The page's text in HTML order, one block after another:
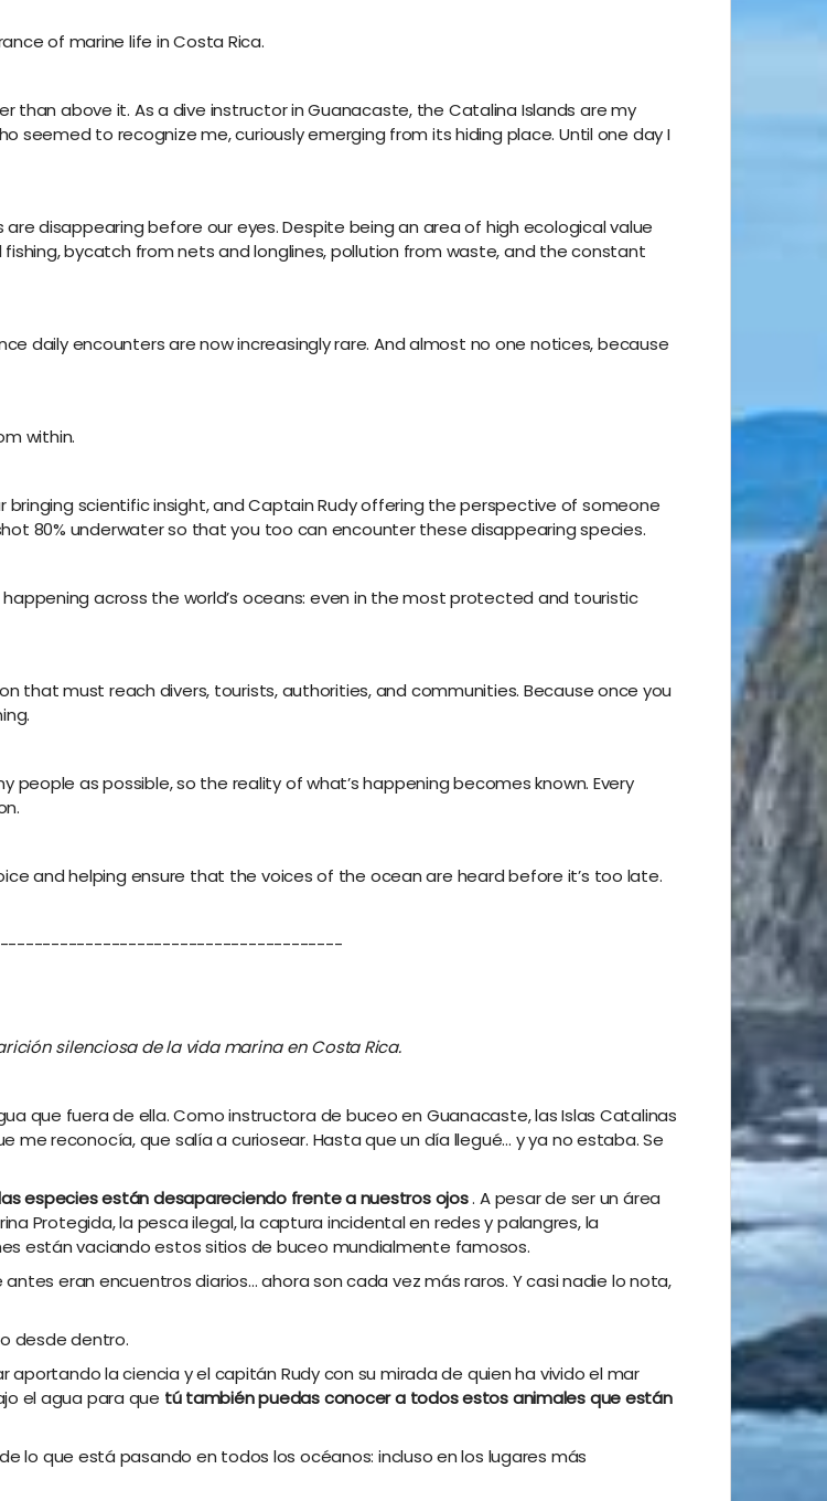
of marine life in Costa Rica.
than above it. As a dive instructor in Guanacaste, the Catalina Islands are my
seemed to recognize me, curiously emerging from its hiding place. Until one day I
disappearing before our eyes. Despite being an area of high ecological value
bycatch from nets and longlines, pollution from waste, and the constant
daily encounters are now increasingly rare. And almost no one notices, because
within.
scientific insight, and Captain Rudy offering the perspective of someone
80% underwater so that you too can encounter these disappearing species.
across the world’s oceans: even in the most protected and touristic
that must reach divers, tourists, authorities, and communities. Because once you
as possible, so the reality of what’s happening becomes known. Every
and helping ensure that the voices of the ocean are heard before it’s too late.
silenciosa de la vida marina en Costa Rica.
que fuera de ella. Como instructora de buceo en Guanacaste, las Islas Catalinas
reconocía, que salía a curiosear. Hasta que un día llegué… y ya no estaba. Se
especies están desapareciendo frente a nuestros ojos. A pesar de ser un área
Protegida, la pesca ilegal, la captura incidental en redes y palangres, la
están vaciando estos sitios de buceo mundialmente famosos.
eran encuentros diarios… ahora son cada vez más raros. Y casi nadie lo nota,
desde dentro.
la ciencia y el capitán Rudy con su mirada de quien ha vivido el mar
el agua para que tú también puedas conocer a todos estos animales que están
de lo que está pasando en todos los océanos: incluso en los lugares más